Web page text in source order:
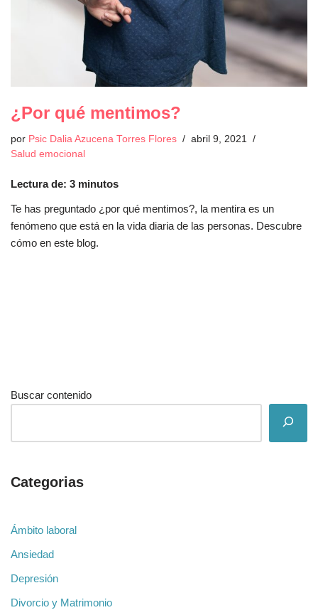
¿Por qué mentimos?
por Psic Dalia Azucena Torres Flores
abril 9, 2021
Salud emocional
Lectura de: 3 minutos
Te has preguntado ¿por qué mentimos?, la mentira es un
fenómeno que está en la vida diaria de las personas. Descubre
cómo en este blog.
Buscar contenido
Categorias
Ámbito laboral
Ansiedad
Depresión
Divorcio y Matrimonio